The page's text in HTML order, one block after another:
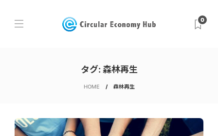
0
タグ: 森林再生
HOME 森林再生